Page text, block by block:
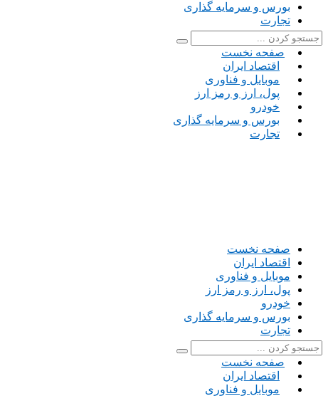
بورس و سرمایه گذاری
تجارت
صفحه نخست
اقتصاد ایران
موبایل و فناوری
پول، ارز و رمز ارز
خودرو
بورس و سرمایه گذاری
تجارت
صفحه نخست
اقتصاد ایران
موبایل و فناوری
پول، ارز و رمز ارز
خودرو
بورس و سرمایه گذاری
تجارت
صفحه نخست
اقتصاد ایران
موبایل و فناوری